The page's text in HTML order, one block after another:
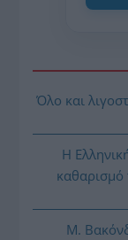
Όλο και
Η
Μ.